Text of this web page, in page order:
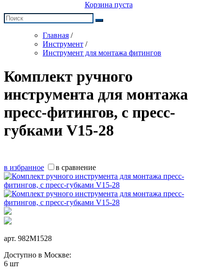
Корзина пуста
Главная /
Инструмент /
Инструмент для монтажа фитингов
Комплект ручного
инструмента для монтажа
пресс-фитингов, с пресс-
губками V15-28
в избранное в сравнение
арт. 982M1528
Доступно в Москве:
6 шт